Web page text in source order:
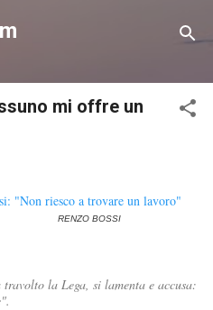
principali
mi offre un
RENZO BOSSI
la Lega, si lamenta e accusa: